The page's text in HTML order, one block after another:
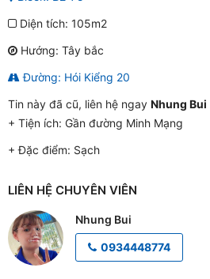
Diện tích: 105m2
Hướng: Tây bắc
Đường: Hói Kiểng 20
Tin này đã cũ, liên hệ ngay Nhung Bui
+ Tiện ích: Gần đường Minh Mạng
+ Đặc điểm: Sạch
LIÊN HỆ CHUYÊN VIÊN
Nhung Bui
0934448774